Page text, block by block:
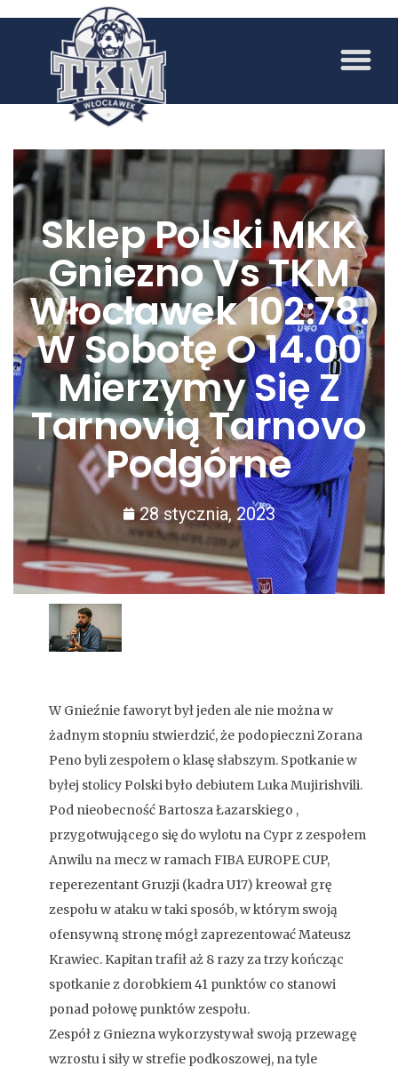
Sklep Polski MKK
Gniezno Vs TKM
Włocławek 102:78.
W Sobotę O 14.00
Mierzymy Się Z
Tarnovią Tarnovo
Podgórne
28 stycznia, 2023
W Gnieźnie faworyt był jeden ale nie można w
żadnym stopniu stwierdzić, że podopieczni Zorana
Peno byli zespołem o klasę słabszym. Spotkanie w
byłej stolicy Polski było debiutem Luka Mujirishvili.
Pod nieobecność Bartosza Łazarskiego ,
przygotwującego się do wylotu na Cypr z zespołem
Anwilu na mecz w ramach FIBA EUROPE CUP,
reperezentant Gruzji (kadra U17) kreował grę
zespołu w ataku w taki sposób, w którym swoją
ofensywną stronę mógł zaprezentować Mateusz
Krawiec. Kapitan trafił aż 8 razy za trzy kończąc
spotkanie z dorobkiem 41 punktów co stanowi
ponad połowę punktów zespołu.
Zespół z Gniezna wykorzystywał swoją przewagę
wzrostu i siły w strefie podkoszowej, na tyle